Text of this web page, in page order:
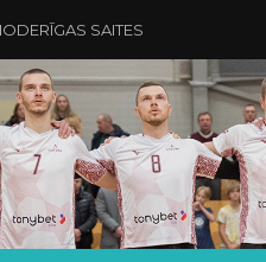
SAITES